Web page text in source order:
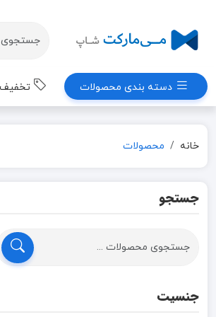
دسته بندی محصولات تخفیف
خانه محصولات
جستجو
جنسیت